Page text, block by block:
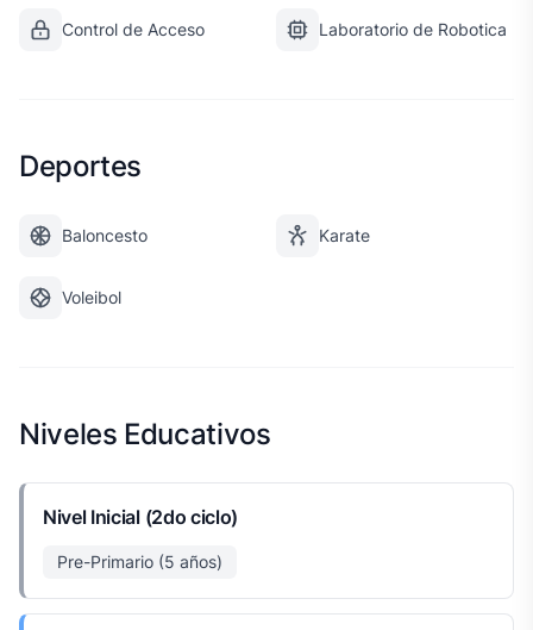
Control de Acceso Laboratorio de Robotica
Deportes
Baloncesto Karate
Voleibol
Niveles Educativos
Nivel Inicial (2do ciclo)
Pre-Primario (5 años)